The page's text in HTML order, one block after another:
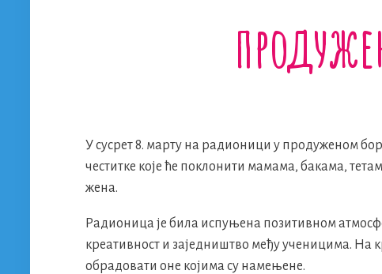
У сусрет 8. марту на радионици у продуженом
честитке које ће поклонити мамама, бакама,
жена.
Радионица је била испуњена позитивном
креативност и заједништво међу ученицима. На
обрадовати оне којима су намењене.